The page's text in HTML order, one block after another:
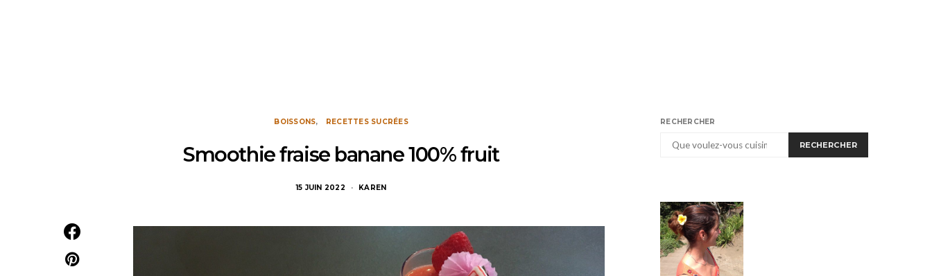
BOISSONS RECETTES SUCRÉES
Smoothie fraise banane 100% fruit
15 JUIN 2022 KAREN
RECHERCHER
RECHERCHER